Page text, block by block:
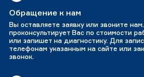
Обращение к нам
Вы оставляете заявку или звоните
проконсультирует Вас по стоимости
или запишет на диагностику. Для
телефонам указанным на сайте или
звонок.